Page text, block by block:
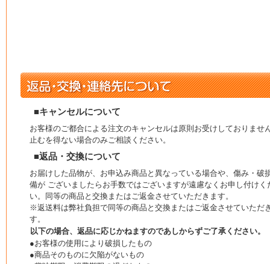
■キャンセルについて
お客様のご都合による注文のキャンセルは原則お受けしておりませ
止むを得ない場合のみご相談ください。
■返品・交換について
お届けした品物が、お申込み商品と異なっている場合や、傷み・破
備が ございましたらお手数ではございますが遠慮なくお申し付けく
い。同等の商品と交換またはご返金させていただきます。
※返送料は弊社負担で同等の商品と交換またはご返金させていただ
す。
以下の場合、返品に応じかねますのであしからずご了承ください。
●お客様の使用により破損したもの
●商品そのものに欠陥がないもの